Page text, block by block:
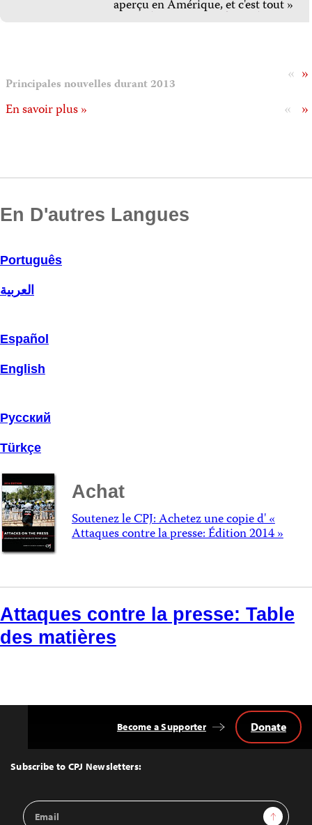
aperçu en Amérique, et c'est tout »
»
«
Principales nouvelles durant 2013
»
«
En savoir plus »
En D'autres Langues
Português
العربية
Español
English
Русский
Türkçe
Achat
Soutenez le CPJ: Achetez une copie d' «
Attaques contre la presse: Édition 2014 »
Attaques contre la presse: Table
des matières
Top
Subscribe to CPJ Newsletters:
Email
Sign Up
Become a Supporter Donate